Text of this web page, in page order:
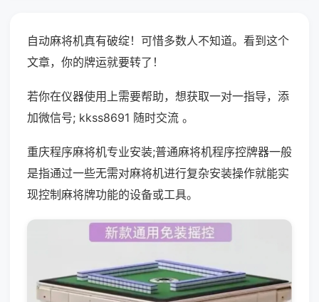
自动麻将机真有破绽！可惜多数人不知道。看到这个
文章，你的牌运就要转了！
若你在仪器使用上需要帮助，想获取一对一指导，添
加微信号; kkss8691 随时交流 。
重庆程序麻将机专业安装;普通麻将机程序控牌器一般
是指通过一些无需对麻将机进行复杂安装操作就能实
现控制麻将牌功能的设备或工具。